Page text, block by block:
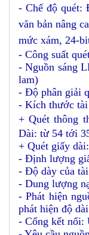
- Chế độ quét:
văn bản nâng
mức xám, 24-
- Công suất
- Nguồn sáng
lam)
- Độ phân giải
- Kích thước
+ Quét thông
Dài: từ 54 tới
+ Quét giấy
- Định lượng
- Độ dày của
- Dung lượng
- Phát hiện
phát hiện độ dài
- Cổng kết nối: